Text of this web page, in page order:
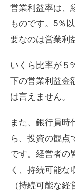
営業利益率は、
ものです。5％
要なのは営業利
いくら比率が５
下の営業利益金
は言えません。
また、銀行員
ら、投資の観
です。経営者の
く、持続可能
（持続可能な